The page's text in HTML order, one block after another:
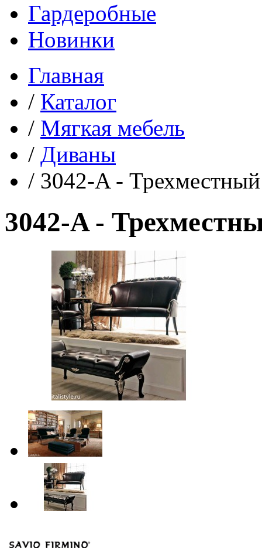
Гардеробные
Новинки
Главная
/ Каталог
/ Мягкая мебель
/ Диваны
/ 3042-A -
3042-A -